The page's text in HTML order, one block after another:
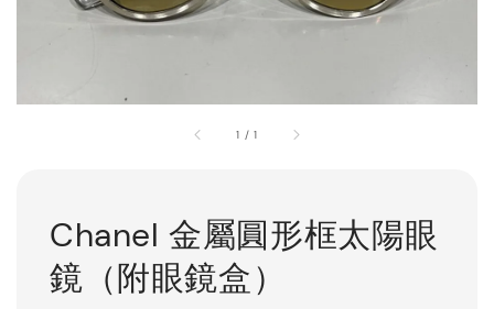
1 /1
Chanel 金屬圓形框太陽眼
鏡（附眼鏡盒）